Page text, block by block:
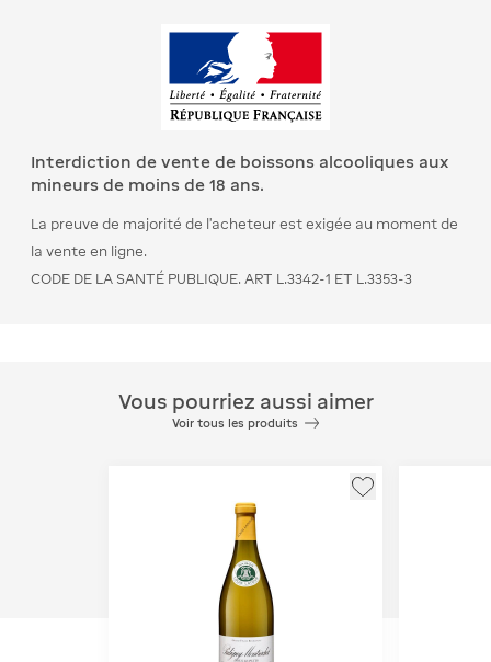
Interdiction de vente de boissons alcooliques aux
mineurs de moins de 18 ans.
La preuve de majorité de l’acheteur est exigée au moment de
la vente en ligne.
CODE DE LA SANTÉ PUBLIQUE. ART L.3342-1 ET L.3353-3
Vous pourriez aussi aimer
Voir tous les produits